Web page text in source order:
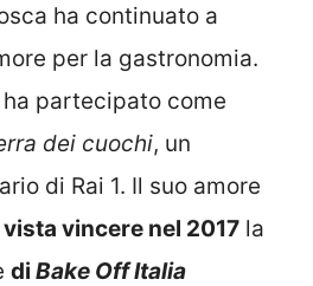
ha continuato a
per la gastronomia.
ha partecipato come
dei cuochi, un
di Rai 1. Il suo amore
vista vincere nel 2017 la
di Bake Off Italia